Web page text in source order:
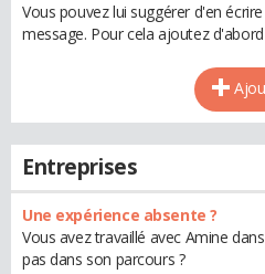
Vous pouvez lui suggérer d'en
message. Pour cela ajoutez
Entreprises
Une expérience absente ?
Vous avez travaillé avec Amine
pas dans son parcours ?